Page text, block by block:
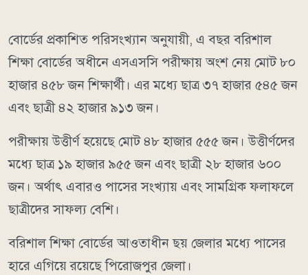
বোর্ডের প্রকাশিত পরিসংখ্যান অনুযায়ী, এ বছর বরিশাল
শিক্ষা বোর্ডের অধীনে এসএসসি পরীক্ষায় অংশ নেয় মোট ৮০
হাজার ৪৫৮ জন শিক্ষার্থী। এর মধ্যে ছাত্র ৩৭ হাজার ৫৪৫ জন
এবং ছাত্রী ৪২ হাজার ৯১৩ জন।
পরীক্ষায় উত্তীর্ণ হয়েছে মোট ৪৮ হাজার ৫৫৫ জন। উত্তীর্ণদের
মধ্যে ছাত্র ১৯ হাজার ৯৫৫ জন এবং ছাত্রী ২৮ হাজার ৬০০
জন। অর্থাৎ এবারও পাসের সংখ্যায় এবং সামগ্রিক ফলাফলে
ছাত্রীদের সাফল্য বেশি।
বরিশাল শিক্ষা বোর্ডের আওতাধীন ছয় জেলার মধ্যে পাসের
হারে এগিয়ে রয়েছে পিরোজপুর জেলা।